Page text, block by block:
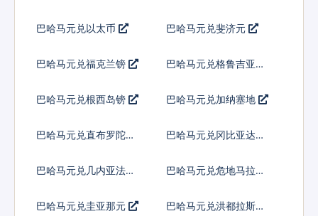
巴哈马元兑以太币 巴哈马元兑斐济元
巴哈马元兑福克兰镑
巴哈马元兑格鲁吉亚拉
巴哈马元兑根西岛镑 巴哈马元兑加纳塞地
巴哈马元兑直布罗陀镑
巴哈马元兑冈比亚达拉
巴哈马元兑几内亚法郎
巴哈马元兑危地马拉格
巴哈马元兑圭亚那元
巴哈马元兑洪都拉斯伦